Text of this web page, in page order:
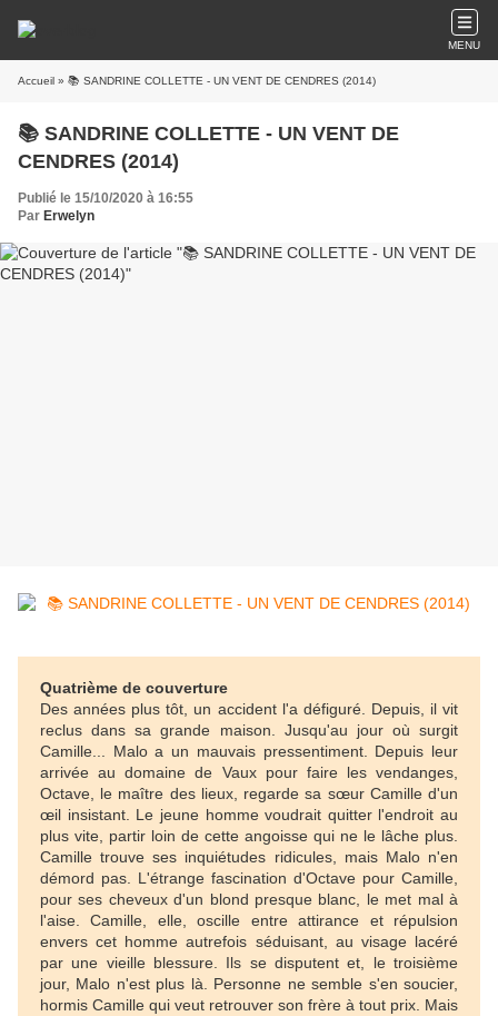
MENU
Accueil » 📚 SANDRINE COLLETTE - UN VENT DE CENDRES (2014)
📚 SANDRINE COLLETTE - UN VENT DE
CENDRES (2014)
Publié le 15/10/2020 à 16:55
Par Erwelyn
Quatrième de couverture
Des années plus tôt, un accident l'a défiguré. Depuis, il vit
reclus dans sa grande maison. Jusqu'au jour où surgit
Camille... Malo a un mauvais pressentiment. Depuis leur
arrivée au domaine de Vaux pour faire les vendanges,
Octave, le maître des lieux, regarde sa sœur Camille d'un
œil insistant. Le jeune homme voudrait quitter l'endroit au
plus vite, partir loin de cette angoisse qui ne le lâche plus.
Camille trouve ses inquiétudes ridicules, mais Malo n'en
démord pas. L'étrange fascination d'Octave pour Camille,
pour ses cheveux d'un blond presque blanc, le met mal à
l'aise. Camille, elle, oscille entre attirance et répulsion
envers cet homme autrefois séduisant, au visage lacéré
par une vieille blessure. Ils se disputent et, le troisième
jour, Malo n'est plus là. Personne ne semble s'en soucier,
hormis Camille qui veut retrouver son frère à tout prix. Mais